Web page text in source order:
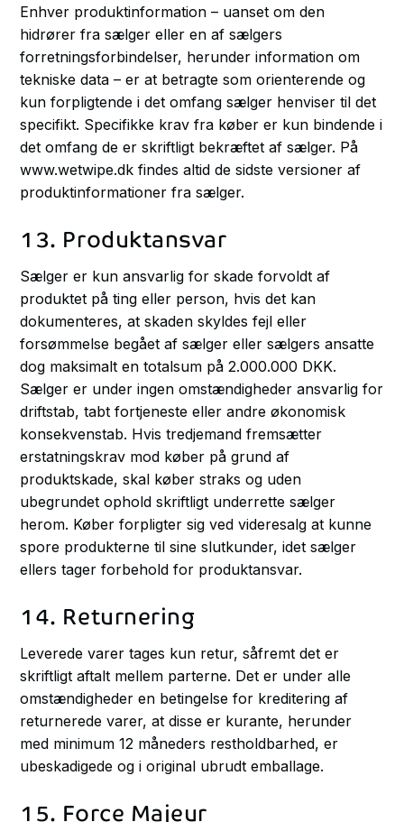
Enhver produktinformation – uanset om den
hidrører fra sælger eller en af sælgers
forretningsforbindelser, herunder information om
tekniske data – er at betragte som orienterende og
kun forpligtende i det omfang sælger henviser til det
specifikt. Specifikke krav fra køber er kun bindende i
det omfang de er skriftligt bekræftet af sælger. På
www.wetwipe.dk findes altid de sidste versioner af
produktinformationer fra sælger.
13. Produktansvar
Sælger er kun ansvarlig for skade forvoldt af
produktet på ting eller person, hvis det kan
dokumenteres, at skaden skyldes fejl eller
forsømmelse begået af sælger eller sælgers ansatte
dog maksimalt en totalsum på 2.000.000 DKK.
Sælger er under ingen omstændigheder ansvarlig for
driftstab, tabt fortjeneste eller andre økonomisk
konsekvenstab. Hvis tredjemand fremsætter
erstatningskrav mod køber på grund af
produktskade, skal køber straks og uden
ubegrundet ophold skriftligt underrette sælger
herom. Køber forpligter sig ved videresalg at kunne
spore produkterne til sine slutkunder, idet sælger
ellers tager forbehold for produktansvar.
14. Returnering
Leverede varer tages kun retur, såfremt det er
skriftligt aftalt mellem parterne. Det er under alle
omstændigheder en betingelse for kreditering af
returnerede varer, at disse er kurante, herunder
med minimum 12 måneders restholdbarhed, er
ubeskadigede og i original ubrudt emballage.
15. Force Majeur